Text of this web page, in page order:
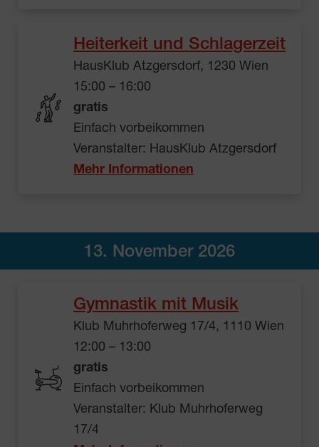
Heiterkeit und Schlagerzeit
HausKlub Atzgersdorf, 1230 Wien
15:00 – 16:00
gratis
Einfach vorbeikommen
Veranstalter: HausKlub Atzgersdorf
Mehr Informationen
13. November 2026
Gymnastik mit Musik
Klub Muhrhoferweg 17/4, 1110 Wien
12:00 – 13:00
gratis
Einfach vorbeikommen
Veranstalter: Klub Muhrhoferweg
17/4